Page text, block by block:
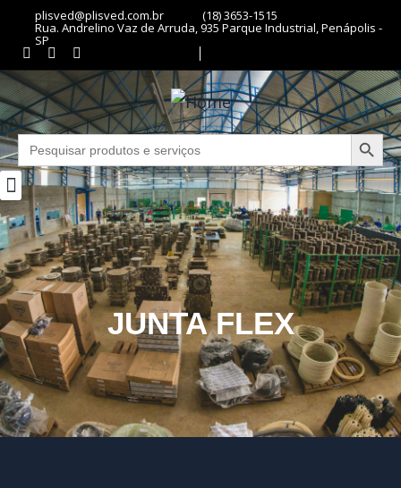
plisved@plisved.com.br (18) 3653-1515
Rua. Andrelino Vaz de Arruda, 935 Parque Industrial, Penápolis -
SP
Search
for:
Search
JUNTA FLEX